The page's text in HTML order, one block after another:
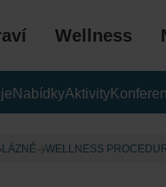
Wellness
NabídkyAktivity
LÁZNĚ WELLNESS